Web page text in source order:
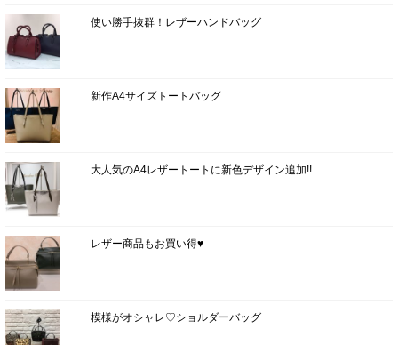
使い勝手抜群！レザーハンドバッグ
新作A4サイズトートバッグ
大人気のA4レザートートに新色デザイン追加!!
レザー商品もお買い得♥
模様がオシャレ♡ショルダーバッグ